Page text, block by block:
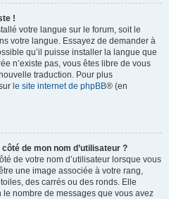
!
votre langue sur le forum, soit le
votre langue. Essayez de demander à
qu’il puisse installer la langue que
n’existe pas, vous êtes libre de vous
traduction. Pour plus
le site internet de phpBB® (en
de mon nom d’utilisateur ?
de votre nom d’utilisateur lorsque vous
une image associée à votre rang,
des carrés ou des ronds. Elle
le nombre de messages que vous avez